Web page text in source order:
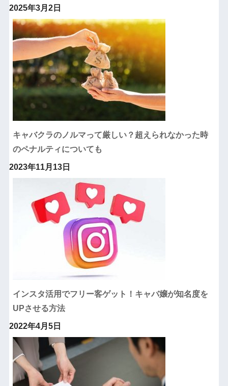
2025年3月2日
キャバクラのノルマって厳しい？超えられなかった時
のペナルティについても
2023年11月13日
インスタ活用でフリー客ゲット！キャバ嬢が知名度を
UPさせる方法
2022年4月5日